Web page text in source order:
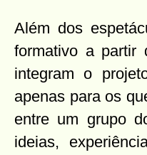
Além dos
formativo a partir
integram o
apenas para os
entre um grupo
ideias,